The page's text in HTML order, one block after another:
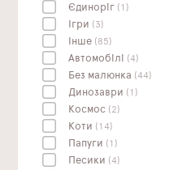
Єдиноріг (1)
Ігри (3)
Інше (85)
Автомобілі (4)
Без малюнка (44)
Динозаври (1)
Космос (2)
Коти (14)
Папуги (1)
Песики (4)